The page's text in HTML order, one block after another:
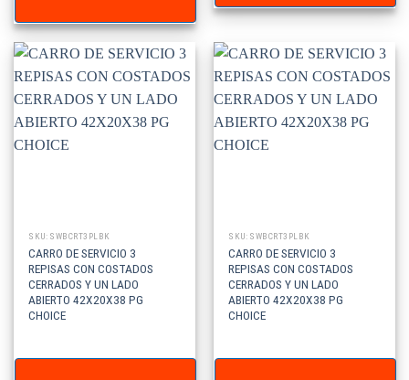
SKU: SWBCRT3PLBK
CARRO DE SERVICIO 3
REPISAS CON COSTADOS
CERRADOS Y UN LADO
ABIERTO 42X20X38 PG
CHOICE
SKU: SWBCRT3PLBK
CARRO DE SERVICIO 3
REPISAS CON COSTADOS
CERRADOS Y UN LADO
ABIERTO 42X20X38 PG
CHOICE